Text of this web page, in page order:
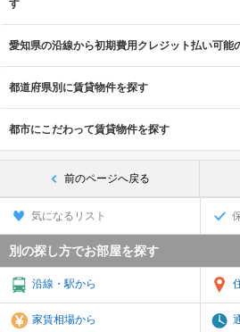
す
愛知県の沿線から初期費用クレジット払い可能
都道府県別に賃貸物件を探す
都市にこだわって賃貸物件を探す
前のページへ戻る
気になるリスト
別の探し方でお部屋を探す
沿線・駅から
家賃相場から